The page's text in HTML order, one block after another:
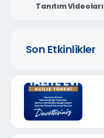
Tanıtım Videoları
Son Etkinlikler